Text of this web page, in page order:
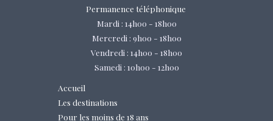
Permanence téléphonique
Mardi : 14h00 - 18h00
Mercredi : 9h00 - 18h00
Vendredi : 14h00 - 18h00
Samedi : 10h00 - 12h00
Accueil
Les destinations
Pour les moins de 18 ans